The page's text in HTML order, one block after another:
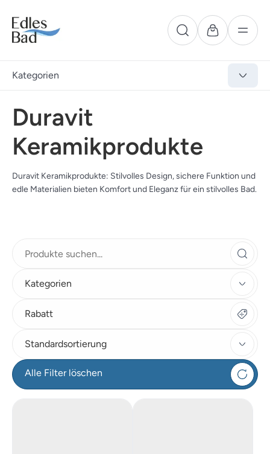
Kategorien
Duravit
Keramikprodukte
Duravit Keramikprodukte: Stilvolles Design, sichere Funktion und
edle Materialien bieten Komfort und Eleganz für ein stilvolles Bad.
Kategorien
Rabatt
Standardsortierung
Alle Filter löschen